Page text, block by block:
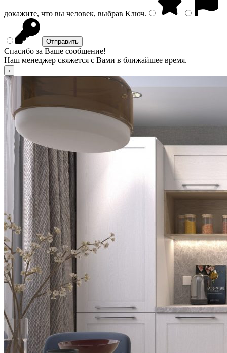
докажите, что вы человек, выбрав Ключ.
Спасибо за Ваше сообщение!
Наш менеджер свяжется с Вами в ближайшее время.